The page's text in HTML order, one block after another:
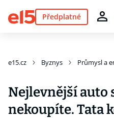
Předplatné
e15.cz Byznys Průmysl a
Nejlevnější auto
nekoupíte. Tata